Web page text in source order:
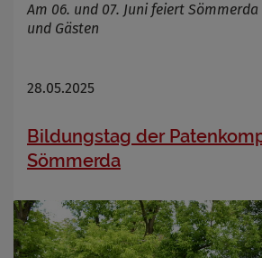
Am 06. und 07. Juni feiert
und Gästen
28.05.2025
Bildungstag der
Sömmerda